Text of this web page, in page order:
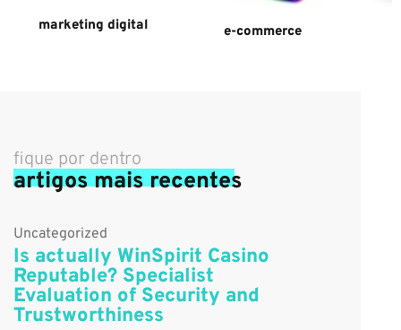
marketing digital e-commerce
fique por dentro
artigos mais recentes
Uncategorized
Is actually WinSpirit Casino
Reputable? Specialist
Evaluation of Security and
Trustworthiness